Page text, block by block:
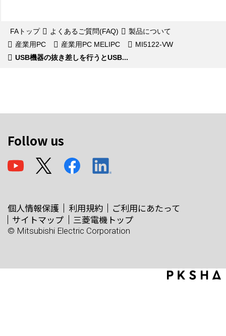
FAトップ よくあるご質問(FAQ)
製品について
産業用PC
産業用PC MELIPC
MI5122-VW
USB機器の抜き差しを行うとUSB...
Follow us
個人情報保護 利用規約
ご利用にあたって
サイトマップ
三菱電機トップ
© Mitsubishi Electric Corporation